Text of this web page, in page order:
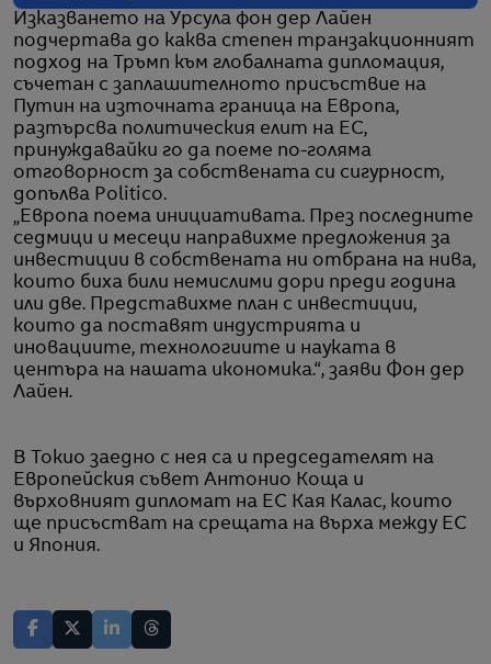
Изказването на Урсула фон дер Лайен
подчертава до каква степен транзакционният
подход на Тръмп към глобалната дипломация,
съчетан с заплашителното присъствие на
Путин на източната граница на Европа,
разтърсва политическия елит на ЕС,
принуждавайки го да поеме по-голяма
отговорност за собствената си сигурност,
допълва Politico.
„Европа поема инициативата. През последните
седмици и месеци направихме предложения за
инвестиции в собствената ни отбрана на нива,
които биха били немислими дори преди година
или две. Представихме план с инвестиции,
които да поставят индустрията и
иновациите, технологиите и науката в
центъра на нашата икономика.“, заяви Фон дер
Лайен.
В Токио заедно с нея са и председателят на
Европейския съвет Антонио Коща и
върховният дипломат на ЕС Кая Калас, които
ще присъстват на срещата на върха между ЕС
и Япония.